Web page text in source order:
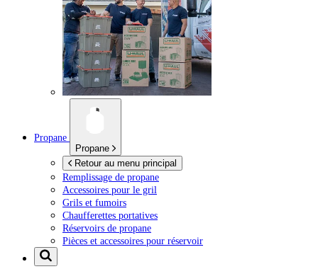
Propane
Propane
Retour au menu principal
Remplissage de propane
Accessoires pour le gril
Grils et fumoirs
Chaufferettes portatives
Réservoirs de propane
Pièces et accessoires pour réservoir